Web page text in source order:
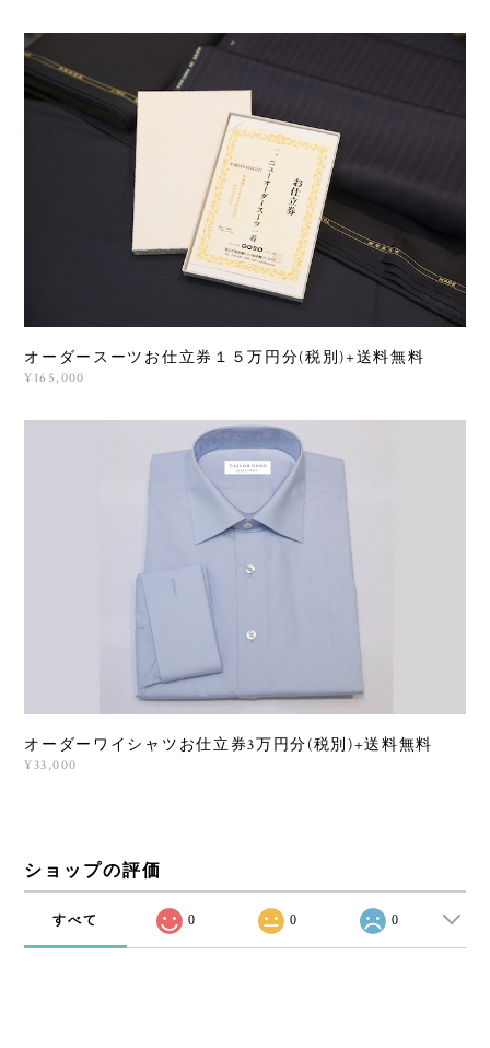
オーダースーツお仕立券１５万円分(税別)+送料無料
¥165,000
オーダーワイシャツお仕立券3万円分(税別)+送料無料
¥33,000
ショップの評価
すべて 0 0 0